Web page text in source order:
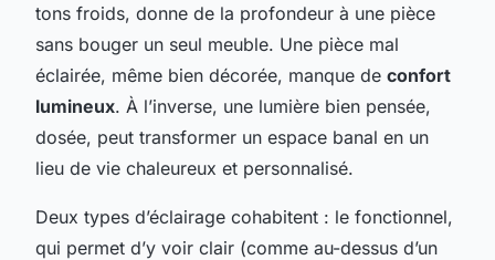
tons froids, donne de la profondeur à une pièce
sans bouger un seul meuble. Une pièce mal
éclairée, même bien décorée, manque de confort
lumineux. À l’inverse, une lumière bien pensée,
dosée, peut transformer un espace banal en un
lieu de vie chaleureux et personnalisé.
Deux types d’éclairage cohabitent : le fonctionnel,
qui permet d’y voir clair (comme au-dessus d’un